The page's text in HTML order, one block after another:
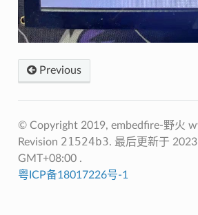
Previous
© Copyright 2019, embedfire-野火
Revision 21524b3. 最后更新于
GMT+08:00 .
粤ICP备18017226号-1